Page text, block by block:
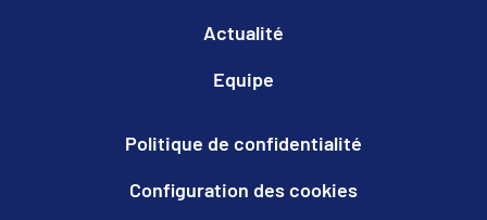
Actualité
Equipe
Politique de confidentialité
Configuration des cookies